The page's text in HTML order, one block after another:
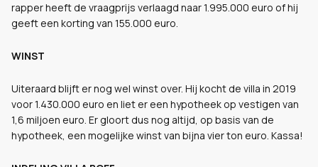
rapper heeft de vraagprijs verlaagd naar 1.995.000 euro of hij
geeft een korting van 155.000 euro.
WINST
Uiteraard blijft er nog wel winst over. Hij kocht de villa in 2019
voor 1.430.000 euro en liet er een hypotheek op vestigen van
1,6 miljoen euro. Er gloort dus nog altijd, op basis van de
hypotheek, een mogelijke winst van bijna vier ton euro. Kassa!